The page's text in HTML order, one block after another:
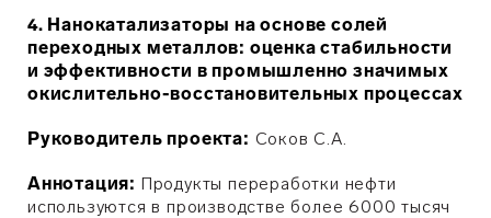
4. Нанокатализаторы на основе солей
переходных металлов: оценка стабильности
и эффективности в промышленно значимых
окислительно-восстановительных процессах
Руководитель проекта: Соков С.А.
Аннотация: Продукты переработки нефти
используются в производстве более 6000 тысяч